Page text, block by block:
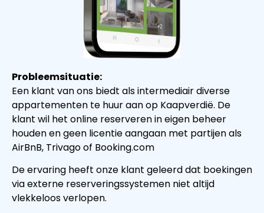
Probleemsituatie:
Een klant van ons biedt als intermediair diverse
appartementen te huur aan op Kaapverdië. De
klant wil het online reserveren in eigen beheer
houden en geen licentie aangaan met partijen als
AirBnB, Trivago of Booking.com
De ervaring heeft onze klant geleerd dat boekingen
via externe reserveringssystemen niet altijd
vlekkeloos verlopen.